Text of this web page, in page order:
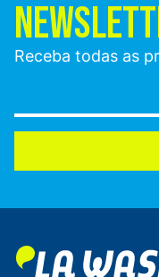
Receba todas as